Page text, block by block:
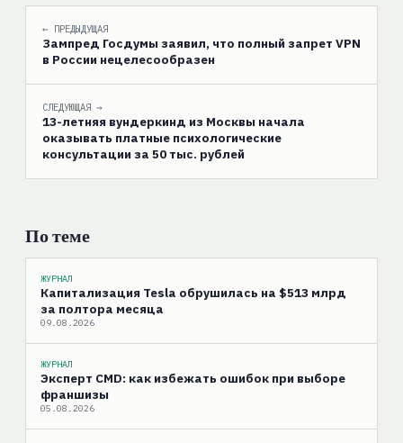
← ПРЕДЫДУЩАЯ
Зампред Госдумы заявил, что полный запрет VPN
в России нецелесообразен
СЛЕДУЮЩАЯ →
13-летняя вундеркинд из Москвы начала
оказывать платные психологические
консультации за 50 тыс. рублей
По теме
ЖУРНАЛ
Капитализация Tesla обрушилась на $513 млрд
за полтора месяца
09.08.2026
ЖУРНАЛ
Эксперт CMD: как избежать ошибок при выборе
франшизы
05.08.2026